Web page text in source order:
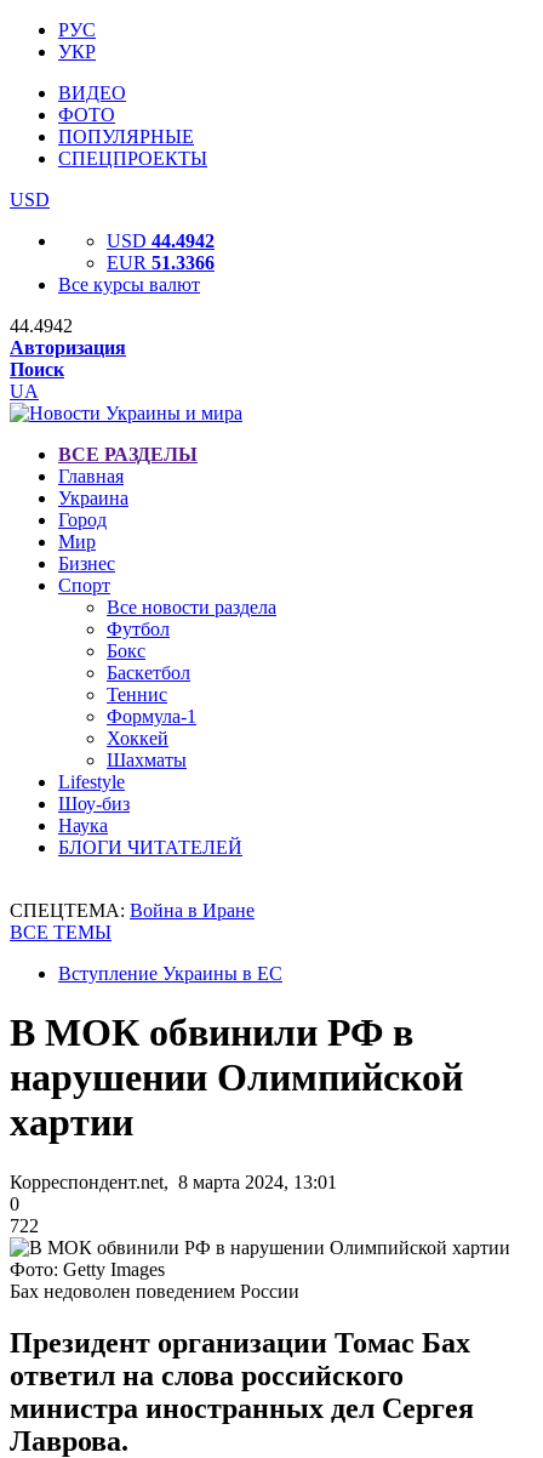
РУС
УКР
ВИДЕО
ФОТО
ПОПУЛЯРНЫЕ
СПЕЦПРОЕКТЫ
USD
USD 44.4942
EUR 51.3366
Все курсы валют
44.4942
Авторизация
Поиск
UA
ВСЕ РАЗДЕЛЫ
Главная
Украина
Город
Мир
Бизнес
Спорт
Все новости раздела
Футбол
Бокс
Баскетбол
Теннис
Формула-1
Хоккей
Шахматы
Lifestyle
Шоу-биз
Наука
БЛОГИ ЧИТАТЕЛЕЙ
СПЕЦТЕМА: Война в Иране
ВСЕ ТЕМЫ
Вступление Украины в ЕС
В МОК обвинили РФ в
нарушении Олимпийской
хартии
Корреспондент.net, 8 марта 2024, 13:01
0
722
Фото: Getty Images
Бах недоволен поведением России
Президент организации Томас Бах
ответил на слова российского
министра иностранных дел Сергея
Лаврова.